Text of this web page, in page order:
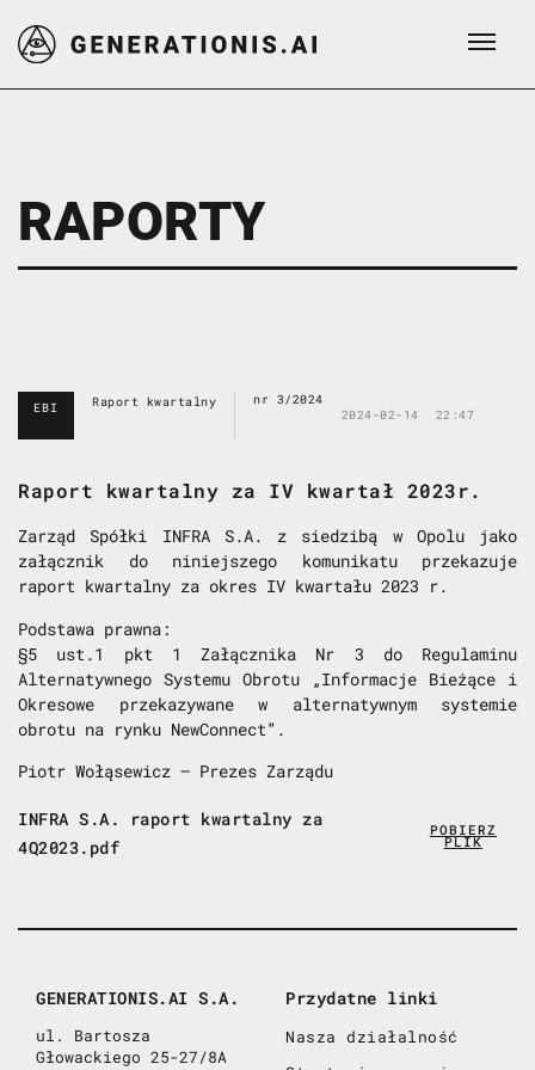
RAPORTY
EBI Raport kwartalny
nr 3/2024
2024-02-14
22:47
Raport kwartalny za IV kwartał 2023r.
Zarząd Spółki INFRA S.A. z siedzibą w Opolu jako
załącznik do niniejszego komunikatu przekazuje
raport kwartalny za okres IV kwartału 2023 r.
Podstawa prawna:
§5 ust.1 pkt 1 Załącznika Nr 3 do Regulaminu
Alternatywnego Systemu Obrotu „Informacje Bieżące i
Okresowe przekazywane w alternatywnym systemie
obrotu na rynku NewConnect”.
Piotr Wołąsewicz – Prezes Zarządu
INFRA S.A. raport kwartalny za
4Q2023.pdf
POBIERZ
PLIK
GENERATIONIS.AI S.A.
ul. Bartosza
Głowackiego 25-27/8A
Przydatne linki
Nasza działalność